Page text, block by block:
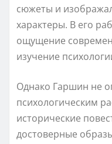
сюжеты и
характеры. В его
ощущение
изучение
Однако Гаршин не
психологическим
исторические
достоверные